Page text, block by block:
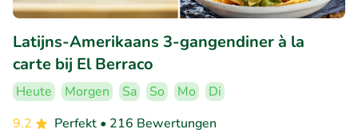
Latijns-Amerikaans 3-gangendiner à la
carte bij El Berraco
Heute Morgen Sa So Mo
Di
9.2
Perfekt • 216 Bewertungen